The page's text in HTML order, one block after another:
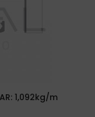
1,092kg/m